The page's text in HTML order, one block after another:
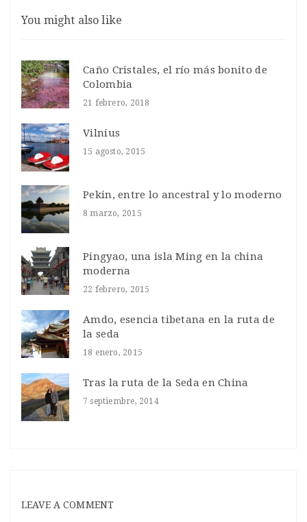
You might also like
Caño Cristales, el río más bonito de
Colombia
21 febrero, 2018
Vilnius
15 agosto, 2015
Pekin, entre lo ancestral y lo moderno
8 marzo, 2015
Pingyao, una isla Ming en la china
moderna
22 febrero, 2015
Amdo, esencia tibetana en la ruta de
la seda
18 enero, 2015
Tras la ruta de la Seda en China
7 septiembre, 2014
LEAVE A COMMENT